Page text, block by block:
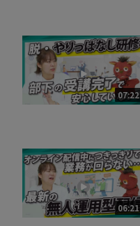
07:22
06:21